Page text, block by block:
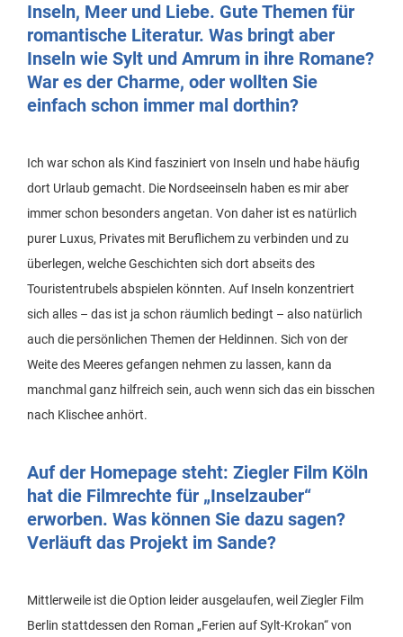
Inseln, Meer und Liebe. Gute Themen für
romantische Literatur. Was bringt aber
Inseln wie Sylt und Amrum in ihre Romane?
War es der Charme, oder wollten Sie
einfach schon immer mal dorthin?
Ich war schon als Kind fasziniert von Inseln und habe häufig
dort Urlaub gemacht. Die Nordseeinseln haben es mir aber
immer schon besonders angetan. Von daher ist es natürlich
purer Luxus, Privates mit Beruflichem zu verbinden und zu
überlegen, welche Geschichten sich dort abseits des
Touristentrubels abspielen könnten. Auf Inseln konzentriert
sich alles – das ist ja schon räumlich bedingt – also natürlich
auch die persönlichen Themen der Heldinnen. Sich von der
Weite des Meeres gefangen nehmen zu lassen, kann da
manchmal ganz hilfreich sein, auch wenn sich das ein bisschen
nach Klischee anhört.
Auf der Homepage steht: Ziegler Film Köln
hat die Filmrechte für „Inselzauber“
erworben. Was können Sie dazu sagen?
Verläuft das Projekt im Sande?
Mittlerweile ist die Option leider ausgelaufen, weil Ziegler Film
Berlin stattdessen den Roman „Ferien auf Sylt-Krokan“ von